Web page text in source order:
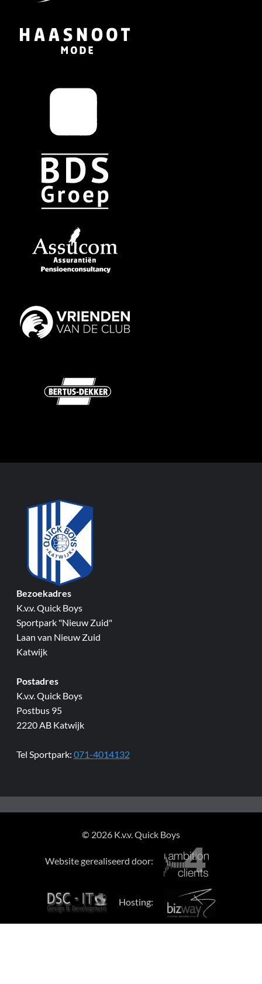
Bezoekadres
K.v.v. Quick Boys
Sportpark "Nieuw Zuid"
Laan van Nieuw Zuid
Katwijk
Postadres
K.v.v. Quick Boys
Postbus 95
2220 AB Katwijk
Tel Sportpark: 071-4014132
© 2026 K.v.v. Quick Boys
Website gerealiseerd door:
Hosting: